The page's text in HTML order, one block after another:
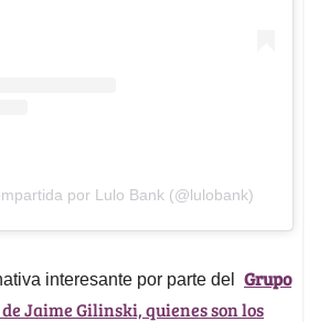
por Lulo Bank (@lulobank)
interesante por parte del Grupo
de Jaime Gilinski, quienes son los